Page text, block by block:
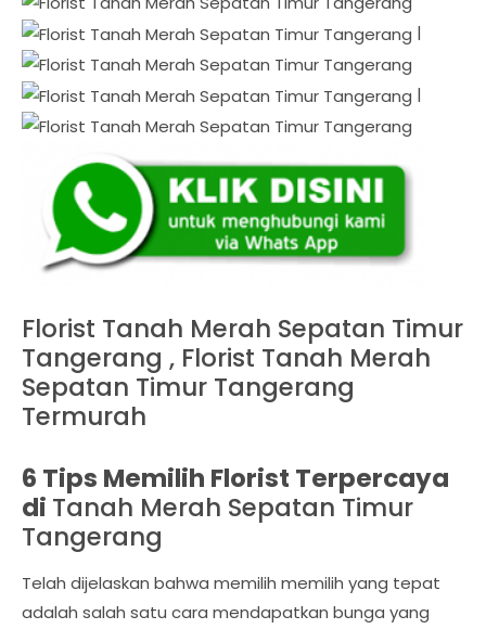
|
|
Florist Tanah Merah Sepatan Timur
Tangerang , Florist Tanah Merah
Sepatan Timur Tangerang
Termurah
6 Tips Memilih Florist Terpercaya
di Tanah Merah Sepatan Timur
Tangerang
Telah dijelaskan bahwa memilih memilih yang tepat
adalah salah satu cara mendapatkan bunga yang